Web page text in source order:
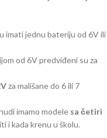
imati jednu bateriju od 6V ili
od 6V predviđeni su za
za mališane do 6 ili 7
imamo modele sa četiri
i kada krenu u školu.